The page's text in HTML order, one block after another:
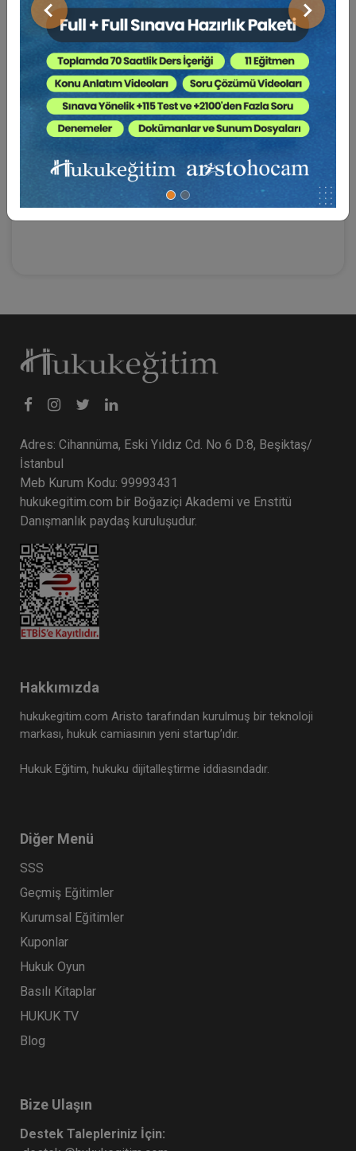
Önceki Sonraki
sürdürerek çeşitli haklar elde etmektedirler. Bu
sistemde kişilerin alacağı uçak biletinden, iyi bir iş
sahibi ve kariyer sahibi olmaya kadar pek çok şey bu
puanlara bağlı olmaktadır ve bir insana iltifat etmek dahi
kişinin puan almasını sağlarken içilen içecekten yenilen
yemeğe, gidilen mekâna, giyilen kıyafete kadar her şey
insanların iyi veya kötü olarak puanlamasına tabi olduğu
için bu teknoloji insanların doğuştan sahip olduğu
bireysel özgürlüğü de kısıtlayarak telefonlara bağımlı
bir yaşam sürdürülmesine sebep olarak insanları
kısıtlayan bir özellik göstermektedir.
Adres: Cihannüma, Eski Yıldız Cd. No 6 D:8, Beşiktaş/
İstanbul
Meb Kurum Kodu: 99993431
hukukegitim.com bir Boğaziçi Akademi ve Enstitü
Danışmanlık paydaş kuruluşudur.
Hakkımızda
hukukegitim.com Aristo tarafından kurulmuş bir teknoloji
markası, hukuk camiasının yeni startup’ıdır.
Hukuk Eğitim, hukuku dijitalleştirme iddiasındadır.
Diğer Menü
SSS
Geçmiş Eğitimler
Kurumsal Eğitimler
Kuponlar
Hukuk Oyun
Basılı Kitaplar
HUKUK TV
Blog
Bize Ulaşın
Destek Talepleriniz İçin: